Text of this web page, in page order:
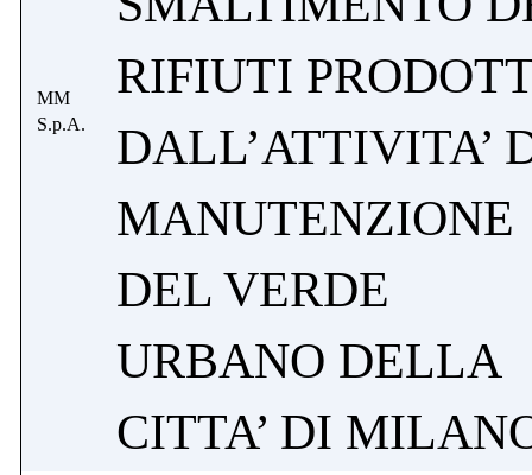
MM
S.p.A.
RIFIUTI
DALL’ATTIVITA’
MANUTENZIONE
DEL VERDE
URBANO DELLA
CITTA’ DI